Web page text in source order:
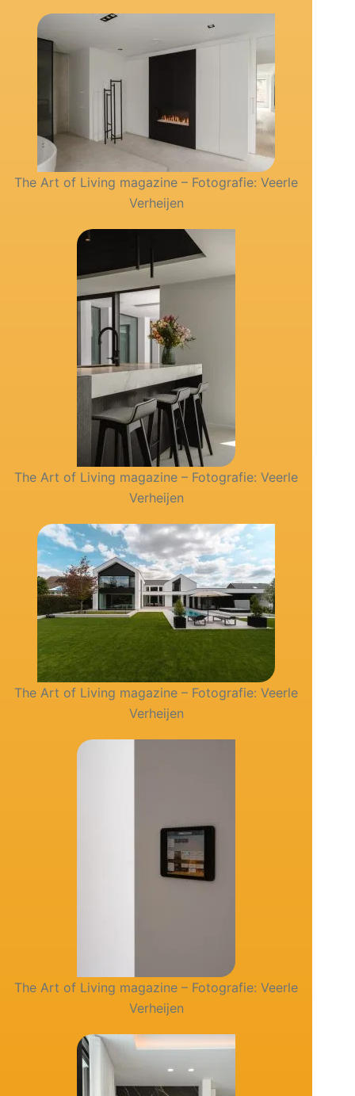
The Art of Living magazine – Fotografie: Veerle
Verheijen
The Art of Living magazine – Fotografie: Veerle
Verheijen
The Art of Living magazine – Fotografie: Veerle
Verheijen
The Art of Living magazine – Fotografie: Veerle
Verheijen